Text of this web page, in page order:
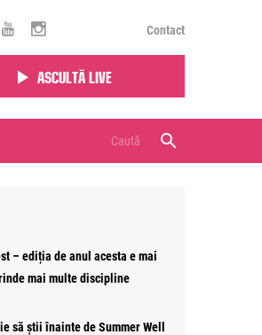
Contact
Ascultă live
– ediția de anul acesta e mai
mai multe discipline
să știi înainte de Summer Well